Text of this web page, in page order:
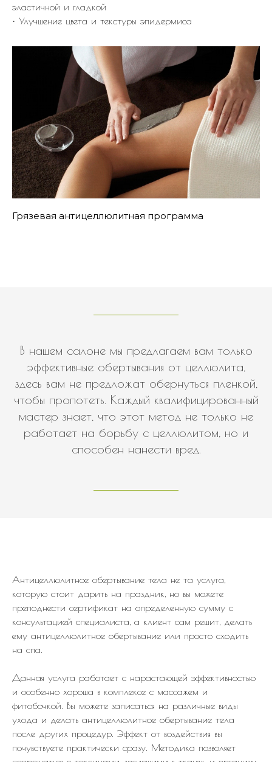
эластичной и гладкой
• Улучшение цвета и текстуры эпидермиса
Грязевая антицеллюлитная программа
В нашем салоне мы предлагаем вам только
эффективные обертывания от целлюлита,
здесь вам не предложат обернуться пленкой,
чтобы пропотеть. Каждый квалифицированный
мастер знает, что этот метод не только не
работает на борьбу с целлюлитом, но и
способен нанести вред.
Антицеллюлитное обертывание тела не та услуга,
которую стоит дарить на праздник, но вы можете
преподнести сертификат на определенную сумму с
консультацией специалиста, а клиент сам решит, делать
ему антицеллюлитное обертывание или просто сходить
на спа.
Данная услуга работает с нарастающей эффективностью
и особенно хороша в комплексе с массажем и
фитобочкой. Вы можете записаться на различные виды
ухода и делать антицеллюлитное обертывание тела
после других процедур. Эффект от воздействия вы
почувствуете практически сразу. Методика позволяет